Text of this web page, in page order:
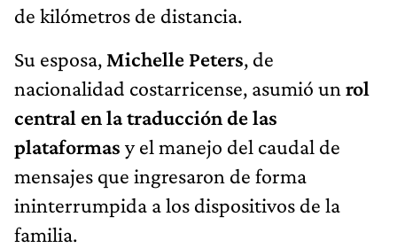
de kilómetros de distancia.
Su esposa, Michelle Peters, de
nacionalidad costarricense, asumió un rol
central en la traducción de las
plataformas y el manejo del caudal de
mensajes que ingresaron de forma
ininterrumpida a los dispositivos de la
familia.